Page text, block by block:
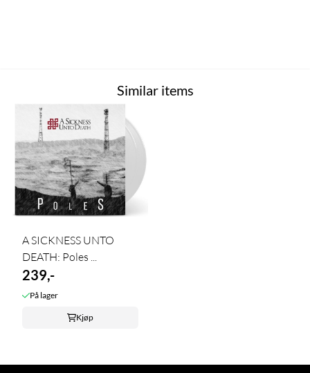
Similar items
A SICKNESS UNTO
DEATH: Poles ...
239,-
På lager
Kjøp